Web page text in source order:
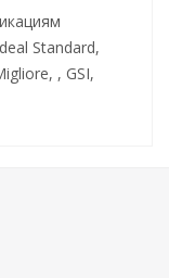
Standard,
, GSI,